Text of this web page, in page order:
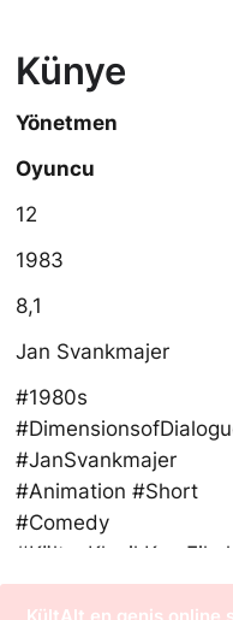
Künye
Yönetmen
Oyuncu
12
1983
8,1
Jan Svankmajer
#1980s
#JanSvankmajer
#Animation #Short
#Comedy
#film #movie